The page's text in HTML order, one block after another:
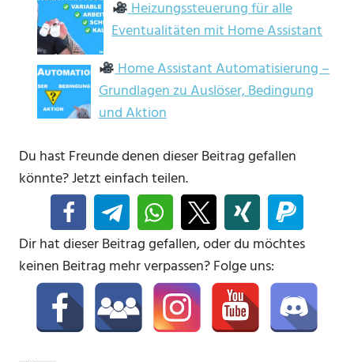
Heizungssteuerung für alle
Eventualitäten mit Home Assistant
Home Assistant Automatisierung –
Grundlagen zu Auslöser, Bedingung
und Aktion
Du hast Freunde denen dieser Beitrag gefallen
könnte? Jetzt einfach teilen.
Dir hat dieser Beitrag gefallen, oder du möchtes
keinen Beitrag mehr verpassen? Folge uns: